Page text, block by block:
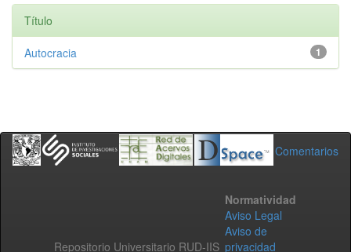
Título
1
Autocracia
Comentarios
Repositorio Universitario RUD-IIS
Normatividad
Aviso Legal
Aviso de
privacidad